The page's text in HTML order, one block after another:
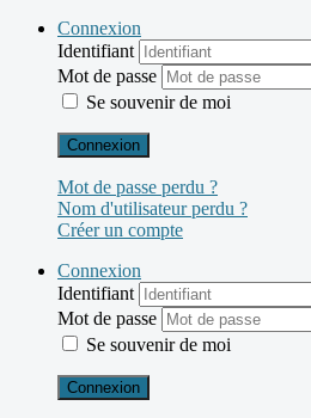
Connexion
Identifiant
Mot de passe
Se souvenir de moi
Connexion
Mot de passe perdu ?
Nom d'utilisateur perdu ?
Créer un compte
Connexion
Identifiant
Mot de passe
Se souvenir de moi
Connexion